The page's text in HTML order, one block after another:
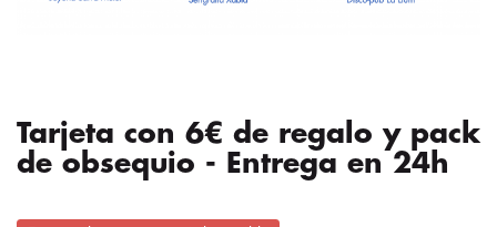
Tarjeta con 6€ de regalo y pack
de obsequio - Entrega en 24h